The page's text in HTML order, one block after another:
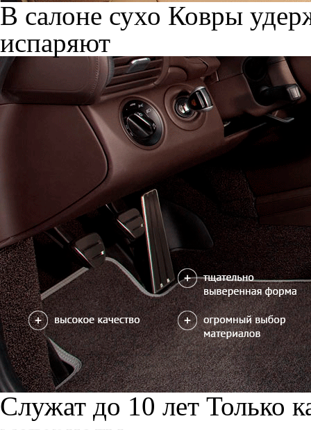
Служат до 10 лет Только
материалы
Создать максимально
Автоковрики по
Автомобильные коврики
шьются строго по
автомобиля. В
удобнее в использовании,
Форма наших ковров
клиентов. Поэтому ее
раз мы дорабатываем и
дополнительные
Примеры наших работ